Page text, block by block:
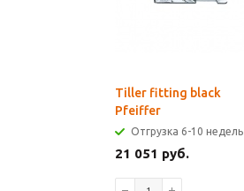
Tiller fitting black
Pfeiffer
Отгрузка 6-10 недель
21 051 руб.